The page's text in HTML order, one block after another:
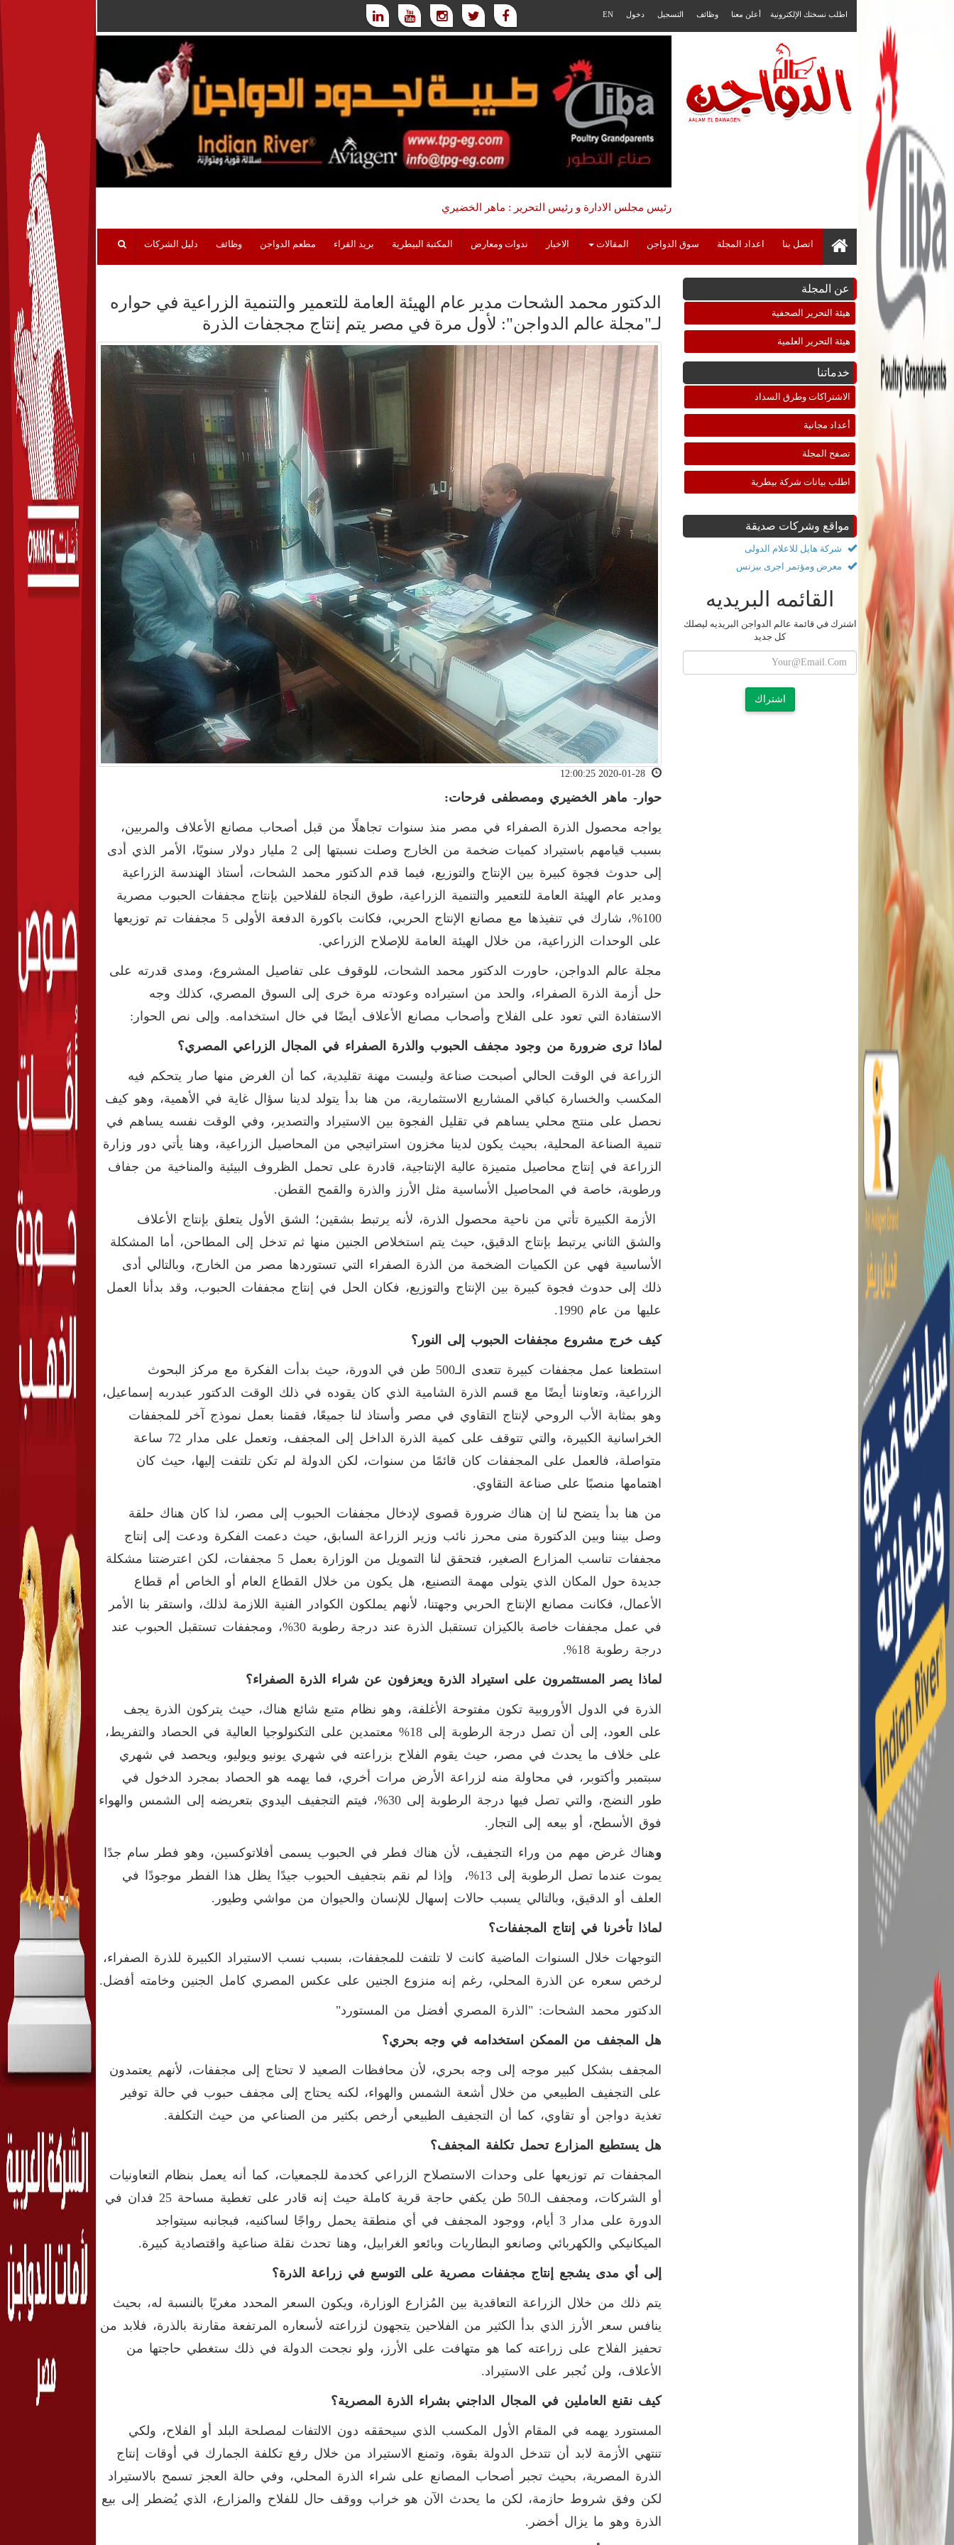
اطلب نسختك الإلكترونية أعلن معنا وظائف التسجيل دخول EN
رئيس مجلس الادارة و رئيس التحرير : ماهر الخضيري
اتصل بنا اعداد المجلة سوق الدواجن المقالات الاخبار ندوات ومعارض المكتبة البيطرية بريد القراء مطعم الدواجن وظائف دليل الشركات
عن المجلة
هيئة التحرير الصحفية
هيئة التحرير العلمية
خدماتنا
الاشتراكات وطرق السداد
أعداد مجانية
تصفح المجلة
اطلب بيانات شركة بيطرية
مواقع وشركات صديقة
شركة هايل للاعلام الدولى
معرض ومؤتمر اجرى بيزنس
القائمه البريديه
اشترك في قائمة عالم الدواجن البريديه ليصلك
كل جديد
اشتراك
الدكتور محمد الشحات مدير عام الهيئة العامة للتعمير والتنمية الزراعية في حواره
لـ"مجلة عالم الدواجن": لأول مرة في مصر يتم إنتاج مججفات الذرة
حوار- ماهر الخضيري ومصطفى فرحات:
يواجه محصول الذرة الصفراء في مصر منذ سنوات تجاهلًا من قبل أصحاب مصانع الأعلاف والمربين،
بسبب قيامهم باستيراد كميات ضخمة من الخارج وصلت نسبتها إلى 2 مليار دولار سنويًا، الأمر الذي أدى
إلى حدوث فجوة كبيرة بين الإنتاج والتوزيع، فيما قدم الدكتور محمد الشحات، أستاذ الهندسة الزراعية
ومدير عام الهيئة العامة للتعمير والتنمية الزراعية، طوق النجاة للفلاحين بإنتاج مجففات الحبوب مصرية
100%، شارك في تنفيذها مع مصانع الإنتاج الحربي، فكانت باكورة الدفعة الأولى 5 مجففات تم توزيعها
على الوحدات الزراعية، من خلال الهيئة العامة للإصلاح الزراعي.
مجلة عالم الدواجن، حاورت الدكتور محمد الشحات، للوقوف على تفاصيل المشروع، ومدى قدرته على
حل أزمة الذرة الصفراء، والحد من استيراده وعودته مرة خرى إلى السوق المصري، كذلك وجه
الاستفادة التي تعود على الفلاح وأصحاب مصانع الأعلاف أيضًا في خال استخدامه. وإلى نص الحوار:
لماذا ترى ضرورة من وجود مجفف الحبوب والذرة الصفراء في المجال الزراعي المصري؟
الزراعة في الوقت الحالي أصبحت صناعة وليست مهنة تقليدية، كما أن الغرض منها صار يتحكم فيه
المكسب والخسارة كباقي المشاريع الاستثمارية، من هنا بدأ يتولد لدينا سؤال غاية في الأهمية، وهو كيف
نحصل على منتج محلي يساهم في تقليل الفجوة بين الاستيراد والتصدير، وفي الوقت نفسه يساهم في
تنمية الصناعة المحلية، بحيث يكون لدينا مخزون استراتيجي من المحاصيل الزراعية، وهنا يأتي دور وزارة
الزراعة في إنتاج محاصيل متميزة عالية الإنتاجية، قادرة على تحمل الظروف البيئية والمناخية من جفاف
ورطوبة، خاصة في المحاصيل الأساسية مثل الأرز والذرة والقمح القطن.
الأزمة الكبيرة تأتي من ناحية محصول الذرة، لأنه يرتبط بشقين؛ الشق الأول يتعلق بإنتاج الأعلاف
والشق الثاني يرتبط بإنتاج الدقيق، حيث يتم استخلاص الجنين منها ثم تدخل إلى المطاحن، أما المشكلة
الأساسية فهي عن الكميات الضخمة من الذرة الصفراء التي تستوردها مصر من الخارج، وبالتالي أدى
ذلك إلى حدوث فجوة كبيرة بين الإنتاج والتوزيع، فكان الحل في إنتاج مجففات الحبوب، وقد بدأنا العمل
عليها من عام 1990.
كيف خرج مشروع مجففات الحبوب إلى النور؟
استطعنا عمل مجففات كبيرة تتعدى الـ500 طن في الدورة، حيث بدأت الفكرة مع مركز البحوث
الزراعية، وتعاوننا أيضًا مع قسم الذرة الشامية الذي كان يقوده في ذلك الوقت الدكتور عبدربه إسماعيل،
وهو بمثابة الأب الروحي لإنتاج التقاوي في مصر وأستاذ لنا جميعًا، فقمنا بعمل نموذج آخر للمجففات
الخراسانية الكبيرة، والتي تتوقف على كمية الذرة الداخل إلى المجفف، وتعمل على مدار 72 ساعة
متواصلة، فالعمل على المجففات كان قائمًا من سنوات، لكن الدولة لم تكن تلتفت إليها، حيث كان
اهتمامها منصبًا على صناعة التقاوي.
من هنا بدأ يتضح لنا إن هناك ضرورة قصوى لإدخال مجففات الحبوب إلى مصر، لذا كان هناك حلقة
وصل بيننا وبين الدكتورة منى محرز نائب وزير الزراعة السابق، حيث دعمت الفكرة ودعت إلى إنتاج
مجففات تناسب المزارع الصغير، فتحقق لنا التمويل من الوزارة بعمل 5 مجففات، لكن اعترضتنا مشكلة
جديدة حول المكان الذي يتولى مهمة التصنيع، هل يكون من خلال القطاع العام أو الخاص أم قطاع
الأعمال، فكانت مصانع الإنتاج الحربي وجهتنا، لأنهم يملكون الكوادر الفنية اللازمة لذلك، واستقر بنا الأمر
في عمل مجففات خاصة بالكيزان تستقبل الذرة عند درجة رطوبة 30%، ومجففات تستقبل الحبوب عند
درجة رطوبة 18%.
لماذا يصر المستثمرون على استيراد الذرة ويعزفون عن شراء الذرة الصفراء؟
الذرة في الدول الأوروبية تكون مفتوحة الأغلفة، وهو نظام متبع شائع هناك، حيث يتركون الذرة يجف
على العود، إلى أن تصل درجة الرطوبة إلى 18% معتمدين على التكنولوجيا العالية في الحصاد والتفريط،
على خلاف ما يحدث في مصر، حيث يقوم الفلاح بزراعته في شهري يونيو ويوليو، ويحصد في شهري
سبتمبر وأكتوبر، في محاولة منه لزراعة الأرض مرات أخري، فما يهمه هو الحصاد بمجرد الدخول في
طور النضج، والتي تصل فيها درجة الرطوبة إلى 30%، فيتم التجفيف اليدوي بتعريضه إلى الشمس والهواء
فوق الأسطح، أو بيعه إلى التجار.
وهناك غرض مهم من وراء التجفيف، لأن هناك فطر في الحبوب يسمى أفلاتوكسين، وهو فطر سام جدًا
يموت عندما تصل الرطوبة إلى 13%، وإذا لم نقم بتجفيف الحبوب جيدًا يظل هذا الفطر موجودًا في
العلف أو الدقيق، وبالتالي يسبب حالات إسهال للإنسان والحيوان من مواشي وطيور.
لماذا تأخرنا في إنتاج المجففات؟
التوجهات خلال السنوات الماضية كانت لا تلتفت للمجففات، بسبب نسب الاستيراد الكبيرة للذرة الصفراء،
لرخص سعره عن الذرة المحلي، رغم إنه منزوع الجنين على عكس المصري كامل الجنين وخامته أفضل.
الدكتور محمد الشحات: "الذرة المصري أفضل من المستورد"
هل المجفف من الممكن استخدامه في وجه بحري؟
المجفف بشكل كبير موجه إلى وجه بحري، لأن محافظات الصعيد لا تحتاج إلى مجففات، لأنهم يعتمدون
على التجفيف الطبيعي من خلال أشعة الشمس والهواء، لكنه يحتاج إلى مجفف حبوب في حالة توفير
تغذية دواجن أو تقاوي، كما أن التجفيف الطبيعي أرخص بكثير من الصناعي من حيث التكلفة.
هل يستطيع المزارع تحمل تكلفة المجفف؟
المجففات تم توزيعها على وحدات الاستصلاح الزراعي كخدمة للجمعيات، كما أنه يعمل بنظام التعاونيات
أو الشركات، ومجفف الـ50 طن يكفي حاجة قرية كاملة حيث إنه قادر على تغطية مساحة 25 فدان في
الدورة على مدار 3 أيام، ووجود المجفف في أي منطقة يحمل رواجًا لساكنيه، فبجانبه سيتواجد
الميكانيكي والكهربائي وصانعو البطاريات وبائعو الغرابيل، وهنا تحدث نقلة صناعية واقتصادية كبيرة.
إلى أي مدى يشجع إنتاج مجففات مصرية على التوسع في زراعة الذرة؟
يتم ذلك من خلال الزراعة التعاقدية بين المُزارع الوزارة، ويكون السعر المحدد مغريًا بالنسبة له، بحيث
ينافس سعر الأرز الذي بدأ الكثير من الفلاحين يتجهون لزراعته لأسعاره المرتفعة مقارنة بالذرة، فلابد من
تحفيز الفلاح على زراعته كما هو متهافت على الأرز، ولو نجحت الدولة في ذلك ستغطي حاجتها من
الأعلاف، ولن نُجبر على الاستيراد.
كيف نقنع العاملين في المجال الداجني بشراء الذرة المصرية؟
المستورد يهمه في المقام الأول المكسب الذي سيحققه دون الالتفات لمصلحة البلد أو الفلاح، ولكي
تنتهي الأزمة لابد أن تتدخل الدولة بقوة، وتمنع الاستيراد من خلال رفع تكلفة الجمارك في أوقات إنتاج
الذرة المصرية، بحيث تجبر أصحاب المصانع على شراء الذرة المحلي، وفي حالة العجز تسمح بالاستيراد
لكن وفق شروط حازمة، لكن ما يحدث الآن هو خراب ووقف حال للفلاح والمزارع، الذي يُضطر إلى بيع
الذرة وهو ما يزال أخضر.